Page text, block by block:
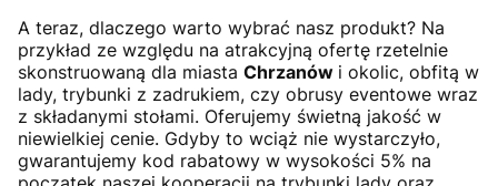
A teraz, dlaczego warto wybrać nasz produkt? Na
przykład ze względu na atrakcyjną ofertę rzetelnie
skonstruowaną dla miasta Chrzanów i okolic, obfitą w
lady, trybunki z zadrukiem, czy obrusy eventowe wraz
z składanymi stołami. Oferujemy świetną jakość w
niewielkiej cenie. Gdyby to wciąż nie wystarczyło,
gwarantujemy kod rabatowy w wysokości 5% na